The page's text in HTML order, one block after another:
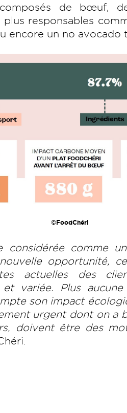
de bœuf,
responsables
encore un no avocado
©FoodChéri
comme
opportunité,
actuelles des
et variée. Plus
son impact
urgent dont on a
doivent être des